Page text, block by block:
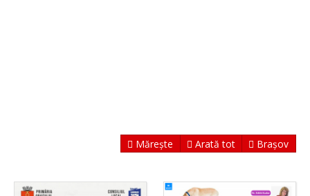
Mărește Arată tot Brașov